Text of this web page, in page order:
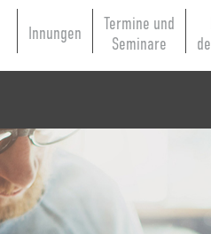
Innungen
Termine und
Seminare